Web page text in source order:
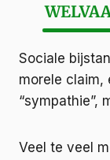
Sociale
morele claim,
“sympathie”,
Veel te veel